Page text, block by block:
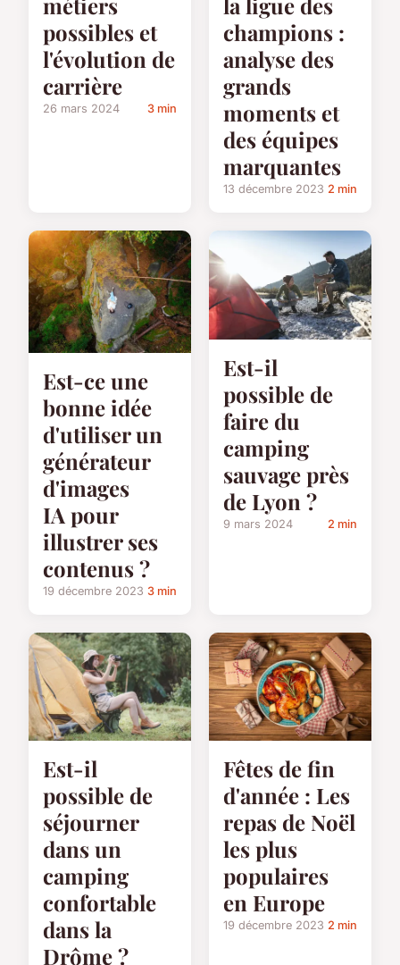
possibles et
l'évolution de
carrière
26 mars 2024 3 min
la ligue des
champions :
analyse des
grands
moments et
des équipes
marquantes
13 décembre 2023 2 min
Est-ce une
bonne idée
d'utiliser un
générateur
d'images
IA pour
illustrer ses
contenus ?
19 décembre 2023 3 min
Est-il
possible de
faire du
camping
sauvage près
de Lyon ?
9 mars 2024 2 min
Est-il
possible de
séjourner
dans un
camping
confortable
dans la
Drôme ?
Fêtes de fin
d'année : Les
repas de Noël
les plus
populaires
en Europe
19 décembre 2023 2 min